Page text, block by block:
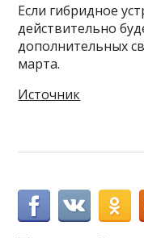
Если гибридное
действительно
дополнительных
марта.
Источник